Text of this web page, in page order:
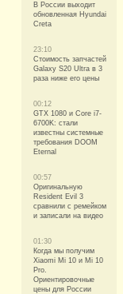
В России выходит
обновленная Hyundai
Creta
23:10
Стоимость запчастей
Galaxy S20 Ultra в 3
раза ниже его цены
00:12
GTX 1080 и Core i7-
6700K: стали
известны системные
требования DOOM
Eternal
00:57
Оригинальную
Resident Evil 3
сравнили с ремейком
и записали на видео
01:30
Когда мы получим
Xiaomi Mi 10 и Mi 10
Pro.
Ориентировочные
цены для России